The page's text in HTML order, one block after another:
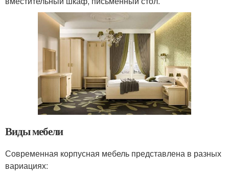
Виды мебели
Современная корпусная мебель представлена в разных
вариациях: